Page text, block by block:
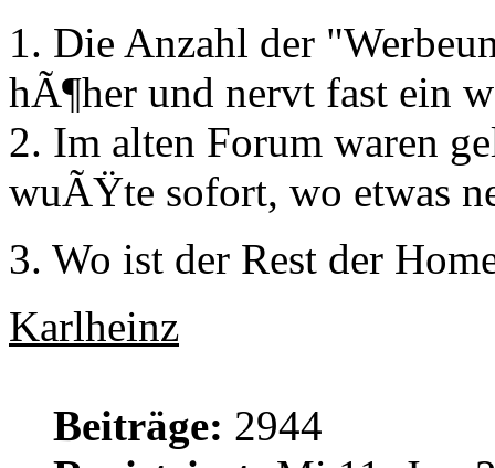
1. Die Anzahl der
hÃ¶her und nervt fast ein
2. Im alten Forum waren
wuÃŸte sofort, wo etwas
3. Wo ist der Rest der
Karlheinz
Beiträge: 2944